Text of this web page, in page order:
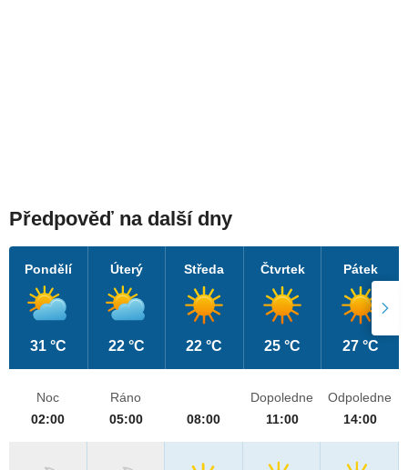
Předpověď na další dny
Pondělí
31 °C
Úterý
22 °C
Středa
22 °C
Čtvrtek
25 °C
Pátek
27 °C
Noc
02:00
Ráno
05:00
08:00
Dopoledne
11:00
Odpoledne
14:00